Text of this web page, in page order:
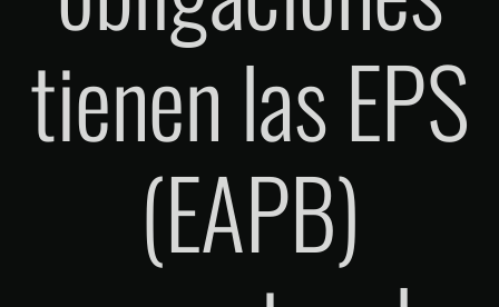
tienen las EPS
(EAPB)